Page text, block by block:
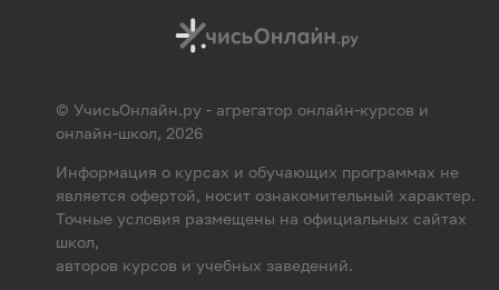
© УчисьОнлайн.ру - агрегатор онлайн-курсов и
онлайн-школ, 2026
Информация о курсах и обучающих программах не
является офертой, носит ознакомительный характер.
Точные условия размещены на официальных сайтах
школ,
авторов курсов и учебных заведений.